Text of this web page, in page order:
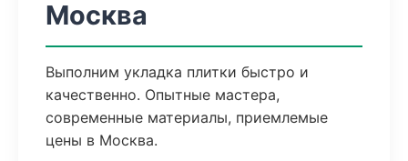
Москва
Выполним укладка плитки быстро и
качественно. Опытные мастера,
современные материалы, приемлемые
цены в Москва.